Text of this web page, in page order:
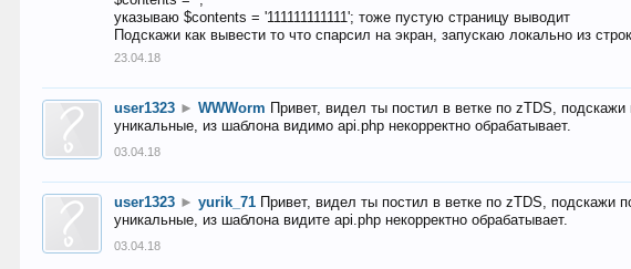
указываю $contents = '111111111111'; тоже пустую страницу выводит
Подскажи как вывести то что спарсил на экран, запускаю локально из
23.04.18
user1323 ► WWWorm Привет, видел ты постил в ветке по zTDS,
уникальные, из шаблона видимо api.php некорректно обрабатывает.
03.04.18
user1323 ► yurik_71 Привет, видел ты постил в ветке по zTDS, подскажи
уникальные, из шаблона видите api.php некорректно обрабатывает.
03.04.18